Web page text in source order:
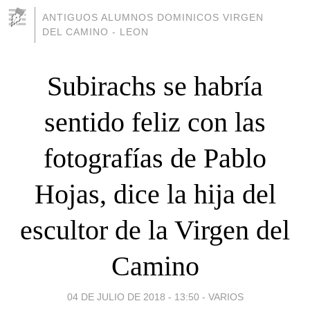
ANTIGUOS ALUMNOS DOMINICOS VIRGEN
DEL CAMINO - LEON
Subirachs se habría
sentido feliz con las
fotografías de Pablo
Hojas, dice la hija del
escultor de la Virgen del
Camino
04 DE JULIO DE 2018 - 13:50 - VARIOS